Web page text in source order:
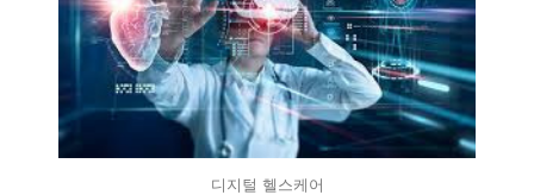
디지털 헬스케어